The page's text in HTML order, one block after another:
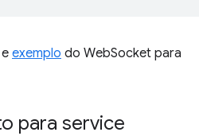
e exemplo do WebSocket para
para service